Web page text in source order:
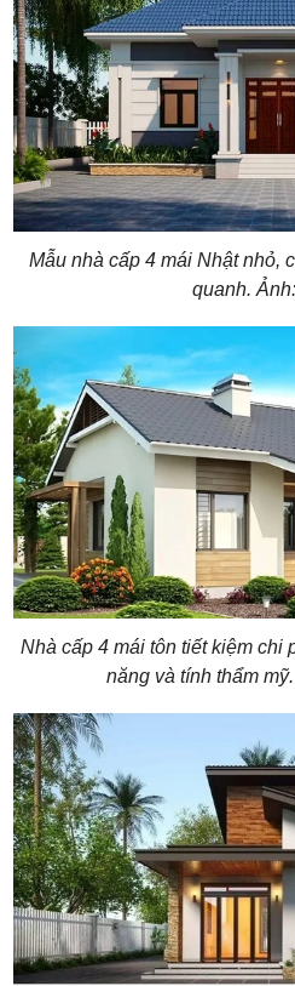
Mẫu nhà cấp 4 mái Nhật nhỏ,
quanh.
Nhà cấp 4 mái tôn tiết kiệm chi
năng và tính thẩm